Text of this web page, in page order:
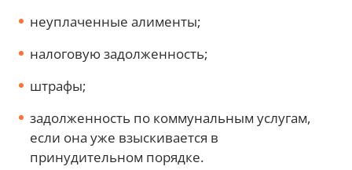
неуплаченные алименты;
налоговую задолженность;
штрафы;
задолженность по коммунальным услугам,
если она уже взыскивается в
принудительном порядке.